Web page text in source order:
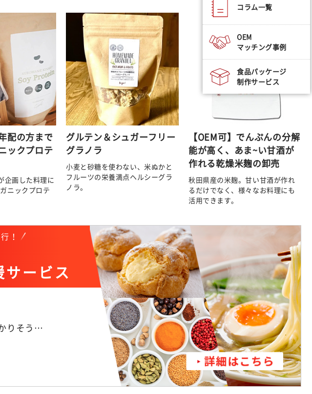
配の方まで
ックプロテ
企画した料理に
ニックプロテ
グルテン＆シュガーフリー
グラノラ
小麦と砂糖を使わない、米ぬかと
フルーツの栄養満点ヘルシーグラ
ノラ。
【OEM可】でんぷんの分解
能が高く、あま~い甘酒が
作れる乾燥米麹の卸売
秋田県産の米麹。甘い甘酒が作れ
るだけでなく、様々なお料理にも
活用できます。
！
ービス
りそう…
コラム一覧
OEM
マッチング事例
食品パッケージ
制作サービス